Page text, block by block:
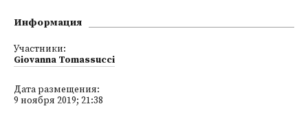
Информация
Участники:
Giovanna Tomassucci
Дата размещения:
9 ноября 2019; 21:38